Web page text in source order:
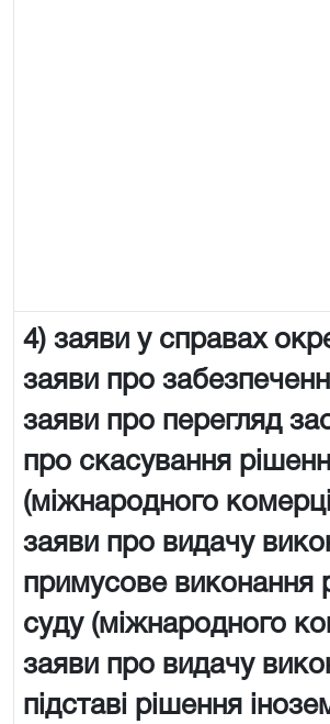
4) заяви у справах
заяви про
заяви про перегляд
про скасування
(міжнародного
заяви про видачу
примусове виконання
суду (міжнародного
заяви про видачу
підставі рішення